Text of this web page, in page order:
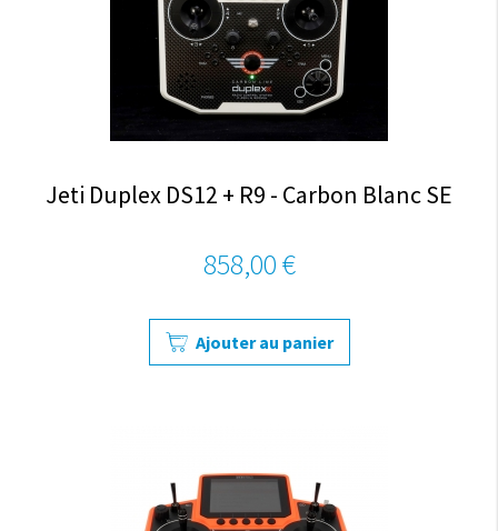
Jeti Duplex DS12 + R9 - Carbon Blanc SE
858,00 €
Ajouter au panier